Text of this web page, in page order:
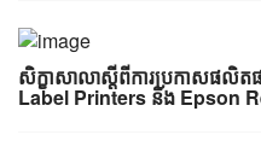
សិក្ខាសាលា​ស្តី​ពី​ការ​ប្រកាស​ផលិ
Label Printers និង Epson